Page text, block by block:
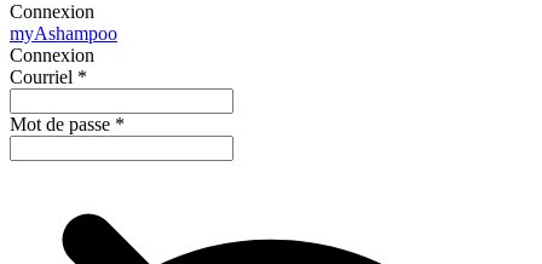
Connexion
myAshampoo
Connexion
Courriel *
Mot de passe *